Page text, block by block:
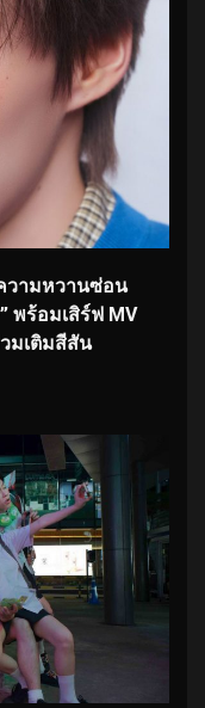
วามหวานซ่อน
พร้อมเสิร์ฟ MV
มเติมสีสัน